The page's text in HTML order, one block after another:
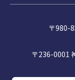
〒980-
〒236-0001